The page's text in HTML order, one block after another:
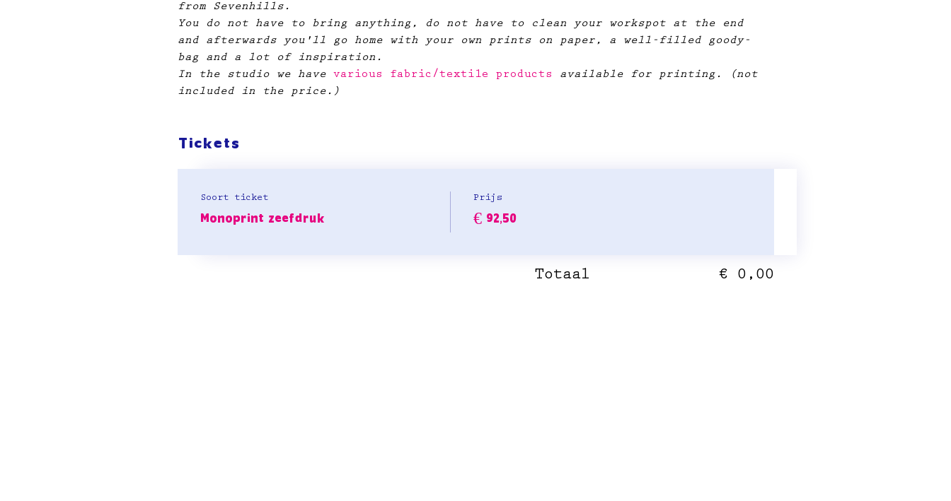
from Sevenhills.
You do not have to bring anything, do not have to clean your workspot at the end
and afterwards you'll go home with your own prints on paper, a well-filled goody-
bag and a lot of inspiration.
In the studio we have various fabric/textile products available for printing. (not
included in the price.)
Tickets
Soort ticket
Monoprint zeefdruk
Prijs
€ 92,50
Totaal € 0,00